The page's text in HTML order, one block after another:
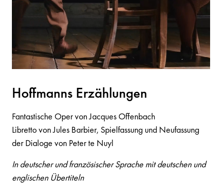
Hoffmanns Erzählungen
Fantastische Oper von Jacques Offenbach
Libretto von Jules Barbier, Spielfassung und Neufassung
der Dialoge von Peter te Nuyl
In deutscher und französischer Sprache mit deutschen und
englischen Übertiteln